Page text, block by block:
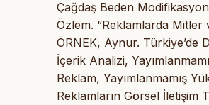
Çağdaş Beden
Özlem. “Reklamlarda Mitler
ÖRNEK, Aynur. Türkiye’de
İçerik Analizi,
Reklam, Yayımlanmamış
Reklamların Görsel İletişim